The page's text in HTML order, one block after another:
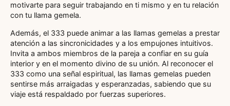
motivarte para seguir trabajando en ti mismo y en tu relación
con tu llama gemela.
Además, el 333 puede animar a las llamas gemelas a prestar
atención a las sincronicidades y a los empujones intuitivos.
Invita a ambos miembros de la pareja a confiar en su guía
interior y en el momento divino de su unión. Al reconocer el
333 como una señal espiritual, las llamas gemelas pueden
sentirse más arraigadas y esperanzadas, sabiendo que su
viaje está respaldado por fuerzas superiores.